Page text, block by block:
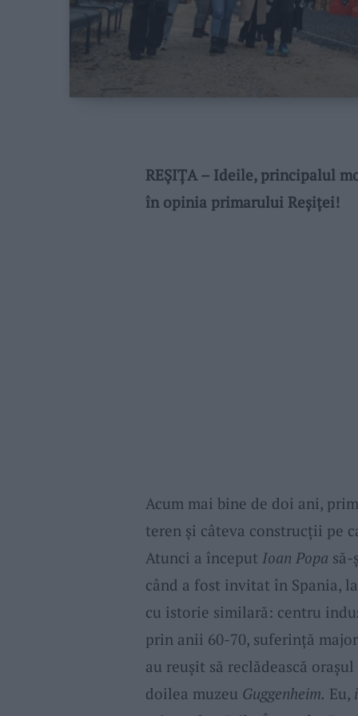
REȘIȚA – Ideile, principalul
în opinia primarului Reșiței!
Acum mai bine de doi ani,
teren și câteva construcții pe
Atunci a început Ioan Popa să-
când a fost invitat în Spania,
cu istorie similară: centru
prin anii 60-70, suferință
au reușit să reclădească
doilea muzeu Guggenheim. Eu,